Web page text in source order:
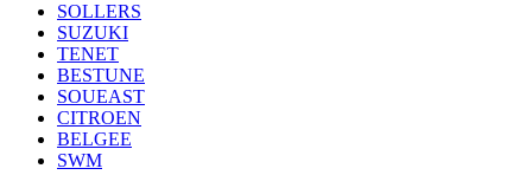
SOLLERS
SUZUKI
TENET
BESTUNE
SOUEAST
CITROEN
BELGEE
SWM